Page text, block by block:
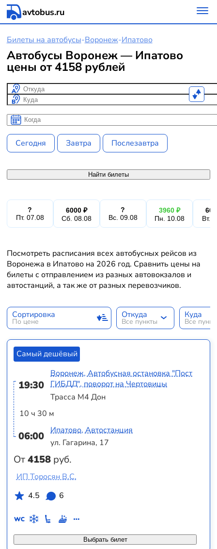
avtobus.ru
Билеты на автобусы-Воронеж-Ипатово
Автобусы Воронеж — Ипатово
цены от 4158 рублей
Откуда
Куда
Когда
Когда
Сегодня Завтра Послезавтра
Найти билеты
?
Пт. 07.08
6000 ₽
Сб. 08.08
?
Вс. 09.08
3960 ₽
Пн. 10.08
Вт.
Посмотреть расписания всех автобусных рейсов из
Воронежа в Ипатово на 2026 год. Сравнить цены на
билеты с отправлением из разных автовокзалов и
автостанций, а так же от разных перевозчиков.
Сортировка
По цене
Откуда
Все пункты
Куда
Все
Самый дешёвый
19:30
10 ч 30 м
06:00
От4158 руб.
Воронеж, Автобусная остановка "Пост
ГИБДД", поворот на Чертовицы
Трасса М4 Дон
Ипатово, Автостанция
ул. Гагарина, 17
Выбрать билет
ИП Торосян В.С.
4.5
6